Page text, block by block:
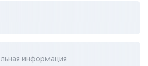
информация